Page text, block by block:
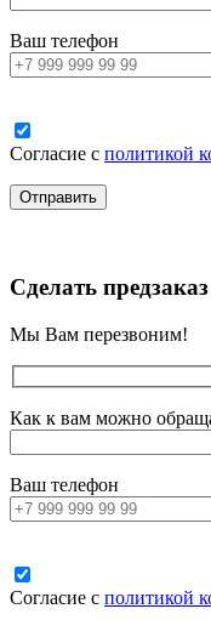
Ваш телефон
Согласие с политикой
Сделать предзаказ
Мы Вам перезвоним!
Как к вам можно
Ваш телефон
Согласие с политикой